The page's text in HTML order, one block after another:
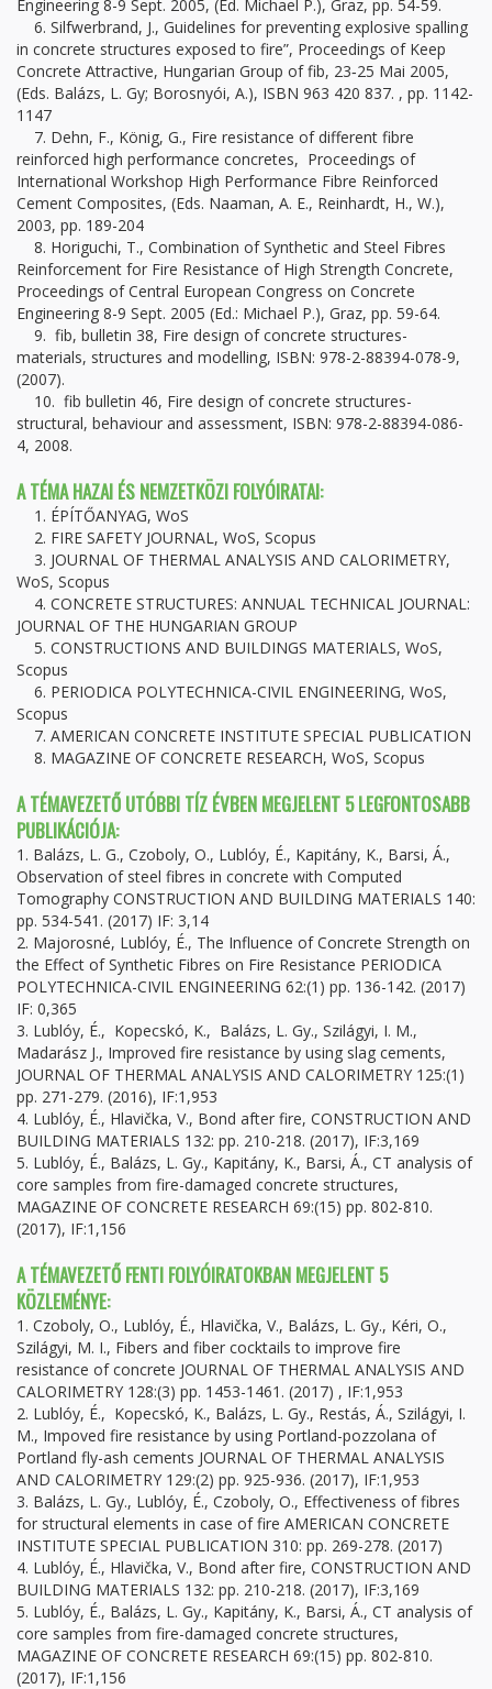
Engineering 8-9 Sept. 2005, (Ed. Michael P.), Graz, pp. 54-59.
6. Silfwerbrand, J., Guidelines for preventing explosive spalling
in concrete structures exposed to fire”, Proceedings of Keep
Concrete Attractive, Hungarian Group of fib, 23‑25 Mai 2005,
(Eds. Balázs, L. Gy; Borosnyói, A.), ISBN 963 420 837. , pp. 1142-
1147
7. Dehn, F., König, G., Fire resistance of different fibre
reinforced high performance concretes, Proceedings of
International Workshop High Performance Fibre Reinforced
Cement Composites, (Eds. Naaman, A. E., Reinhardt, H., W.),
2003, pp. 189-204
8. Horiguchi, T., Combination of Synthetic and Steel Fibres
Reinforcement for Fire Resistance of High Strength Concrete,
Proceedings of Central European Congress on Concrete
Engineering 8-9 Sept. 2005 (Ed.: Michael P.), Graz, pp. 59-64.
9. fib, bulletin 38, Fire design of concrete structures-
materials, structures and modelling, ISBN: 978-2-88394-078-9,
(2007).
10. fib bulletin 46, Fire design of concrete structures-
structural, behaviour and assessment, ISBN: 978-2-88394-086-
4, 2008.
A TÉMA HAZAI ÉS NEMZETKÖZI FOLYÓIRATAI:
1. ÉPÍTŐANYAG, WoS
2. FIRE SAFETY JOURNAL, WoS, Scopus
3. JOURNAL OF THERMAL ANALYSIS AND CALORIMETRY,
WoS, Scopus
4. CONCRETE STRUCTURES: ANNUAL TECHNICAL JOURNAL:
JOURNAL OF THE HUNGARIAN GROUP
5. CONSTRUCTIONS AND BUILDINGS MATERIALS, WoS,
Scopus
6. PERIODICA POLYTECHNICA-CIVIL ENGINEERING, WoS,
Scopus
7. AMERICAN CONCRETE INSTITUTE SPECIAL PUBLICATION
8. MAGAZINE OF CONCRETE RESEARCH, WoS, Scopus
A TÉMAVEZETŐ UTÓBBI TÍZ ÉVBEN MEGJELENT 5 LEGFONTOSABB
PUBLIKÁCIÓJA:
1. Balázs, L. G., Czoboly, O., Lublóy, É., Kapitány, K., Barsi, Á.,
Observation of steel fibres in concrete with Computed
Tomography CONSTRUCTION AND BUILDING MATERIALS 140:
pp. 534-541. (2017) IF: 3,14
2. Majorosné, Lublóy, É., The Influence of Concrete Strength on
the Effect of Synthetic Fibres on Fire Resistance PERIODICA
POLYTECHNICA-CIVIL ENGINEERING 62:(1) pp. 136-142. (2017)
IF: 0,365
3. Lublóy, É., Kopecskó, K., Balázs, L. Gy., Szilágyi, I. M.,
Madarász J., Improved fire resistance by using slag cements,
JOURNAL OF THERMAL ANALYSIS AND CALORIMETRY 125:(1)
pp. 271-279. (2016), IF:1,953
4. Lublóy, É., Hlavička, V., Bond after fire, CONSTRUCTION AND
BUILDING MATERIALS 132: pp. 210-218. (2017), IF:3,169
5. Lublóy, É., Balázs, L. Gy., Kapitány, K., Barsi, Á., CT analysis of
core samples from fire-damaged concrete structures,
MAGAZINE OF CONCRETE RESEARCH 69:(15) pp. 802-810.
(2017), IF:1,156
A TÉMAVEZETŐ FENTI FOLYÓIRATOKBAN MEGJELENT 5
KÖZLEMÉNYE:
1. Czoboly, O., Lublóy, É., Hlavička, V., Balázs, L. Gy., Kéri, O.,
Szilágyi, M. I., Fibers and fiber cocktails to improve fire
resistance of concrete JOURNAL OF THERMAL ANALYSIS AND
CALORIMETRY 128:(3) pp. 1453-1461. (2017) , IF:1,953
2. Lublóy, É., Kopecskó, K., Balázs, L. Gy., Restás, Á., Szilágyi, I.
M., Impoved fire resistance by using Portland-pozzolana of
Portland fly-ash cements JOURNAL OF THERMAL ANALYSIS
AND CALORIMETRY 129:(2) pp. 925-936. (2017), IF:1,953
3. Balázs, L. Gy., Lublóy, É., Czoboly, O., Effectiveness of fibres
for structural elements in case of fire AMERICAN CONCRETE
INSTITUTE SPECIAL PUBLICATION 310: pp. 269-278. (2017)
4. Lublóy, É., Hlavička, V., Bond after fire, CONSTRUCTION AND
BUILDING MATERIALS 132: pp. 210-218. (2017), IF:3,169
5. Lublóy, É., Balázs, L. Gy., Kapitány, K., Barsi, Á., CT analysis of
core samples from fire-damaged concrete structures,
MAGAZINE OF CONCRETE RESEARCH 69:(15) pp. 802-810.
(2017), IF:1,156